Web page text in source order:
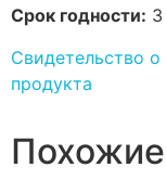
Срок годности:
Свидетельство о
продукта
Похожие